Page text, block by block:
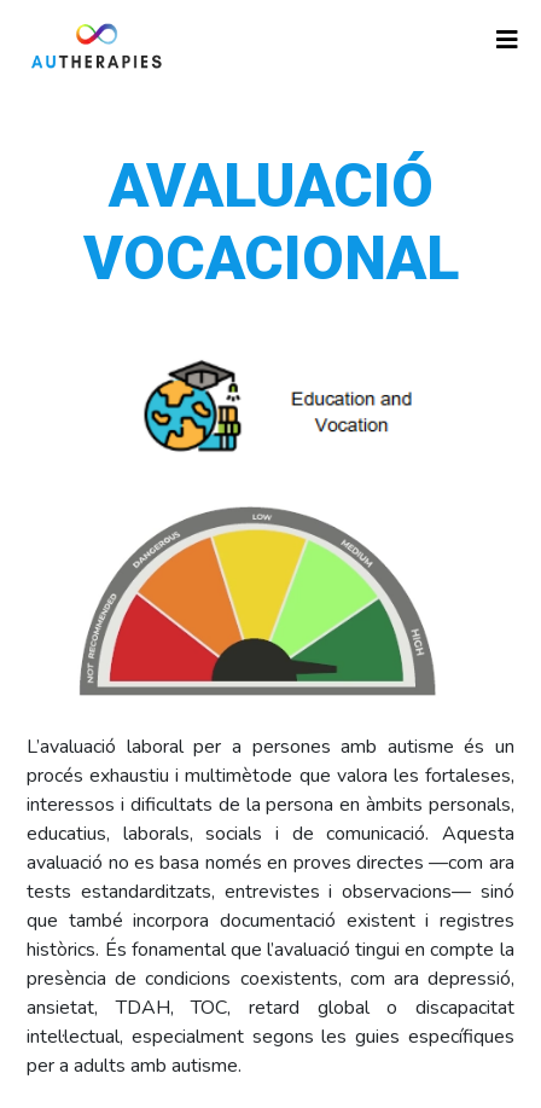
AVALUACIÓ
VOCACIONAL
L’avaluació laboral per a persones amb autisme és un
procés exhaustiu i multimètode que valora les fortaleses,
interessos i dificultats de la persona en àmbits personals,
educatius, laborals, socials i de comunicació. Aquesta
avaluació no es basa només en proves directes —com ara
tests estandarditzats, entrevistes i observacions— sinó
que també incorpora documentació existent i registres
històrics. És fonamental que l’avaluació tingui en compte la
presència de condicions coexistents, com ara depressió,
ansietat, TDAH, TOC, retard global o discapacitat
intel·lectual, especialment segons les guies específiques
per a adults amb autisme.